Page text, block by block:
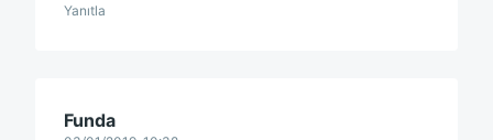
Yanıtla
Funda